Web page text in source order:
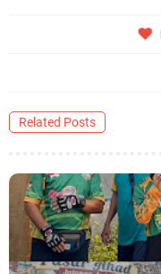
Related Posts